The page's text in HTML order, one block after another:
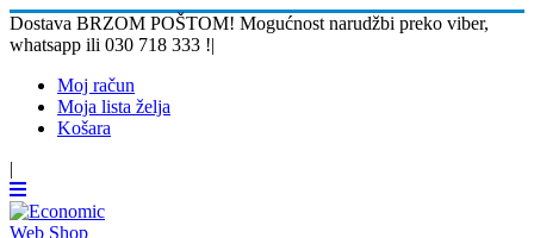
Dostava BRZOM POŠTOM! Mogućnost narudžbi preko viber,
whatsapp ili 030 718 333 !|
Moj račun
Moja lista želja
Košara
|